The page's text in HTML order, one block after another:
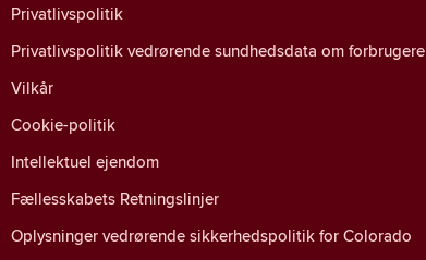
Privatlivspolitik
Privatlivspolitik vedrørende sundhedsdata om forbrugere
Vilkår
Cookie-politik
Intellektuel ejendom
Fællesskabets Retningslinjer
Oplysninger vedrørende sikkerhedspolitik for Colorado